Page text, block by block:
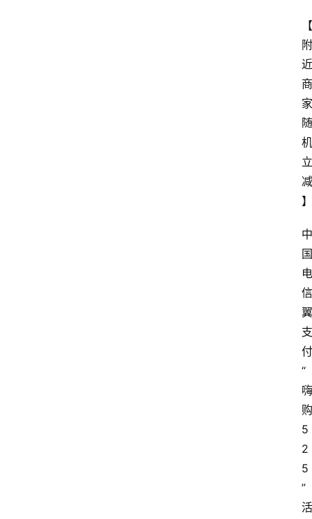
【
附
近
商
家
随
机
立
减
】
中
国
电
信
翼
支
付
“
嗨
购
5
2
5
”
活